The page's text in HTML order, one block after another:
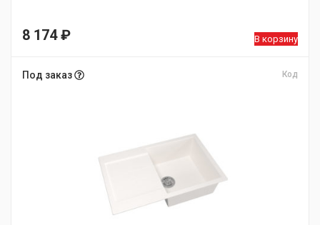
8 174₽ В корзину
Под заказ Код